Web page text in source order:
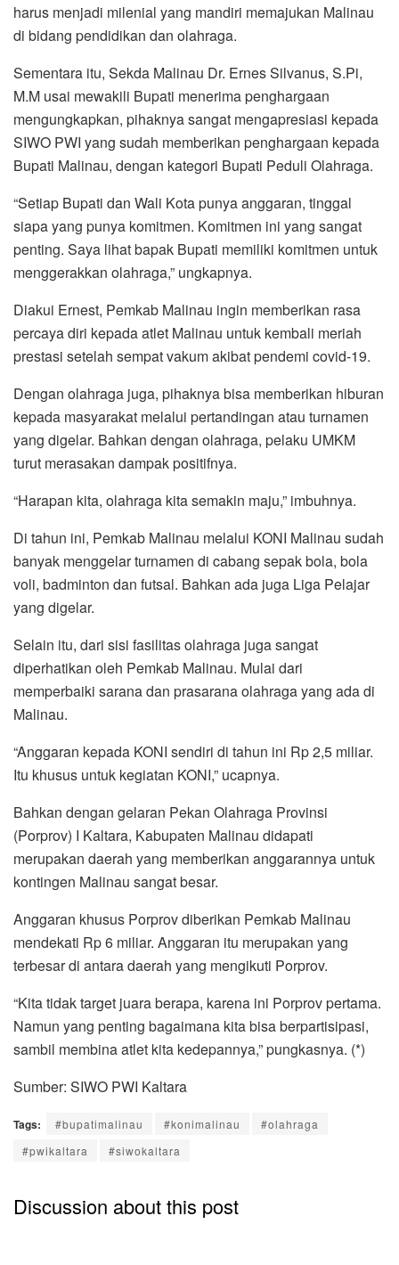
harus menjadi milenial yang mandiri memajukan Malinau
di bidang pendidikan dan olahraga.
Sementara itu, Sekda Malinau Dr. Ernes Silvanus, S.Pi,
M.M usai mewakili Bupati menerima penghargaan
mengungkapkan, pihaknya sangat mengapresiasi kepada
SIWO PWI yang sudah memberikan penghargaan kepada
Bupati Malinau, dengan kategori Bupati Peduli Olahraga.
“Setiap Bupati dan Wali Kota punya anggaran, tinggal
siapa yang punya komitmen. Komitmen ini yang sangat
penting. Saya lihat bapak Bupati memiliki komitmen untuk
menggerakkan olahraga,” ungkapnya.
Diakui Ernest, Pemkab Malinau ingin memberikan rasa
percaya diri kepada atlet Malinau untuk kembali meriah
prestasi setelah sempat vakum akibat pendemi covid-19.
Dengan olahraga juga, pihaknya bisa memberikan hiburan
kepada masyarakat melalui pertandingan atau turnamen
yang digelar. Bahkan dengan olahraga, pelaku UMKM
turut merasakan dampak positifnya.
“Harapan kita, olahraga kita semakin maju,” imbuhnya.
Di tahun ini, Pemkab Malinau melalui KONI Malinau sudah
banyak menggelar turnamen di cabang sepak bola, bola
voli, badminton dan futsal. Bahkan ada juga Liga Pelajar
yang digelar.
Selain itu, dari sisi fasilitas olahraga juga sangat
diperhatikan oleh Pemkab Malinau. Mulai dari
memperbaiki sarana dan prasarana olahraga yang ada di
Malinau.
“Anggaran kepada KONI sendiri di tahun ini Rp 2,5 miliar.
Itu khusus untuk kegiatan KONI,” ucapnya.
Bahkan dengan gelaran Pekan Olahraga Provinsi
(Porprov) I Kaltara, Kabupaten Malinau didapati
merupakan daerah yang memberikan anggarannya untuk
kontingen Malinau sangat besar.
Anggaran khusus Porprov diberikan Pemkab Malinau
mendekati Rp 6 miliar. Anggaran itu merupakan yang
terbesar di antara daerah yang mengikuti Porprov.
“Kita tidak target juara berapa, karena ini Porprov pertama.
Namun yang penting bagaimana kita bisa berpartisipasi,
sambil membina atlet kita kedepannya,” pungkasnya. (*)
Sumber: SIWO PWI Kaltara
Tags: #bupatimalinau #konimalinau
#olahraga
#pwikaltara
#siwokaltara
Discussion about this post